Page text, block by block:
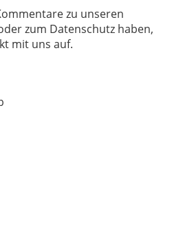
zu unseren
zum Datenschutz haben,
mit uns auf.